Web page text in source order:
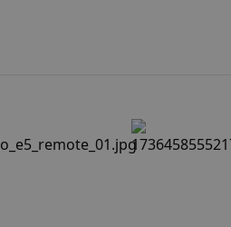
Axglo e5